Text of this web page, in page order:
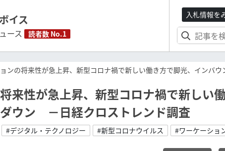
イス
ース 読者数 No.1
入札情報を
ンの将来性が急上昇、新型コロナ禍で新しい働き方で脚光、インバ
来性が急上昇、新型コロナ禍で新しい
ウン －日経クロストレンド調査
#デジタル・テクノロジー #新型コロナウイルス #ワーケーショ